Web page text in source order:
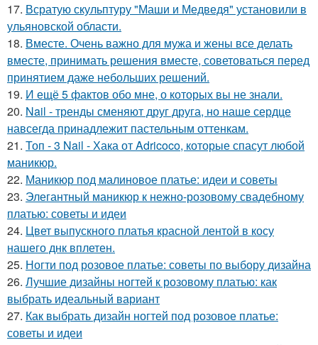
17. Всратую скульптуру "Маши и Медведя" установили в
ульяновской области.
18. Вместе. Очень важно для мужа и жены все делать
вместе, принимать решения вместе, советоваться перед
принятием даже небольших решений.
19. И ещё 5 фактов обо мне, о которых вы не знали.
20. Nail - тренды сменяют друг друга, но наше сердце
навсегда принадлежит пастельным оттенкам.
21. Топ - 3 Nail - Хака от Adricoco, которые спасут любой
маникюр.
22. Маникюр под малиновое платье: идеи и советы
23. Элегантный маникюр к нежно-розовому свадебному
платью: советы и идеи
24. Цвет выпускного платья красной лентой в косу
нашего днк вплетен.
25. Ногти под розовое платье: советы по выбору дизайна
26. Лучшие дизайны ногтей к розовому платью: как
выбрать идеальный вариант
27. Как выбрать дизайн ногтей под розовое платье:
советы и идеи